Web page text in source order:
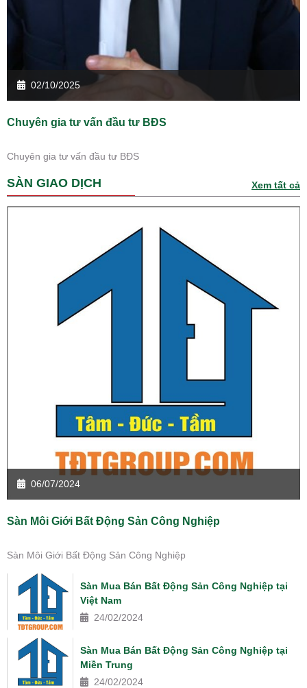
02/10/2025
Chuyên gia tư vấn đầu tư BĐS
Chuyên gia tư vấn đầu tư BĐS
SÀN GIAO DỊCH Xem tất cả
06/07/2024
Sàn Môi Giới Bất Động Sản Công Nghiệp
Sàn Môi Giới Bất Động Sản Công Nghiệp
Sàn Mua Bán Bất Động Sản Công Nghiệp tại
Việt Nam
24/02/2024
Sàn Mua Bán Bất Động Sản Công Nghiệp tại
Miền Trung
24/02/2024